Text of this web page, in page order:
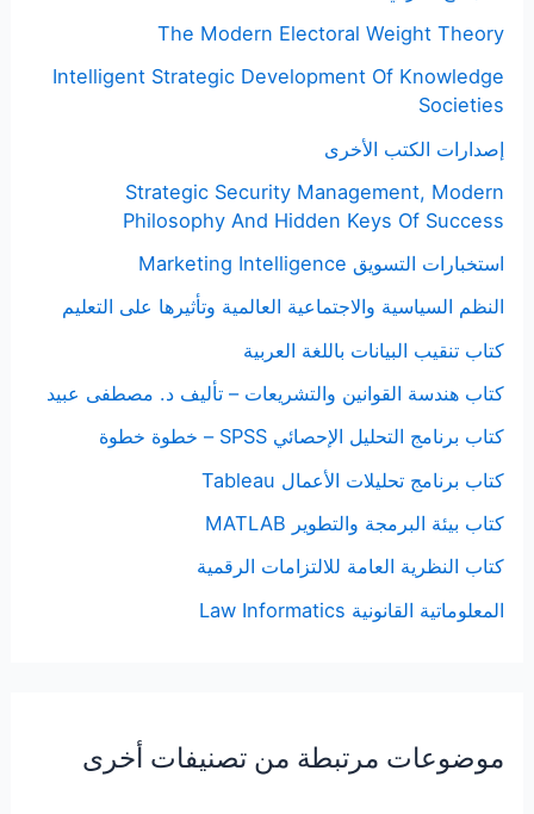
The Modern Electoral Weight Theory
Intelligent Strategic Development Of Knowledge
Societies
إصدارات الكتب الأخرى
Strategic Security Management, Modern
Philosophy And Hidden Keys Of Success
استخبارات التسويق Marketing Intelligence
النظم السياسية والاجتماعية العالمية وتأثيرها على التعليم
كتاب تنقيب البيانات باللغة العربية
كتاب هندسة القوانين والتشريعات – تأليف د. مصطفى عبيد
كتاب برنامج التحليل الإحصائي SPSS – خطوة خطوة
كتاب برنامج تحليلات الأعمال Tableau
كتاب بيئة البرمجة والتطوير MATLAB
كتاب النظرية العامة للالتزامات الرقمية
المعلوماتية القانونية Law Informatics
موضوعات مرتبطة من تصنيفات أخرى